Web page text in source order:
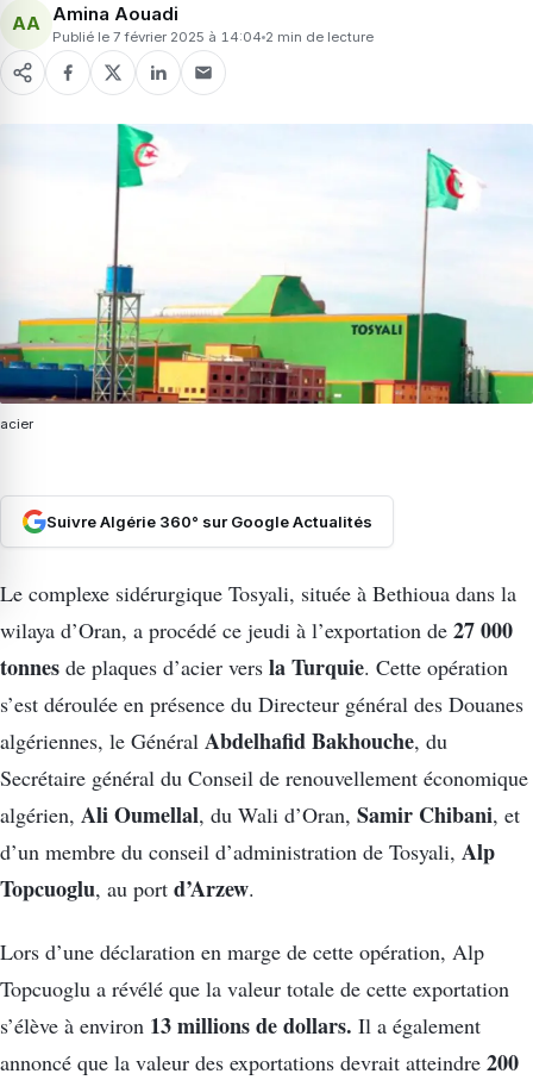
AA Amina Aouadi
Publié le 7 février 2025 à 14:04 2 min de lecture
acier
Suivre Algérie 360° sur Google Actualités
Le complexe sidérurgique Tosyali, située à Bethioua dans la
wilaya d’Oran, a procédé ce jeudi à l’exportation de 27 000
tonnes de plaques d’acier vers la Turquie. Cette opération
s’est déroulée en présence du Directeur général des Douanes
algériennes, le Général Abdelhafid Bakhouche, du
Secrétaire général du Conseil de renouvellement économique
algérien, Ali Oumellal, du Wali d’Oran, Samir Chibani, et
d’un membre du conseil d’administration de Tosyali, Alp
Topcuoglu, au port d’Arzew.
Lors d’une déclaration en marge de cette opération, Alp
Topcuoglu a révélé que la valeur totale de cette exportation
s’élève à environ 13 millions de dollars. Il a également
annoncé que la valeur des exportations devrait atteindre 200